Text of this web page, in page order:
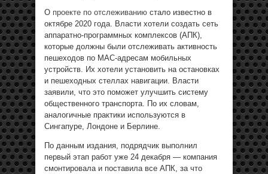
О проекте по отслеживанию стало известно в
октябре 2020 года. Власти хотели создать сеть
аппаратно-программных комплексов (АПК),
которые должны были отслеживать активность
пешеходов по MAC-адресам мобильных
устройств. Их хотели установить на остановках
и пешеходных стеллах навигации. Власти
заявили, что это поможет улучшить систему
общественного транспорта. По их словам,
аналогичные практики используются в
Сингапуре, Лондоне и Берлине.
По данным издания, подрядчик выполнил
первый этап работ уже 24 декабря — компания
смонтировала и поставила все АПК, за что